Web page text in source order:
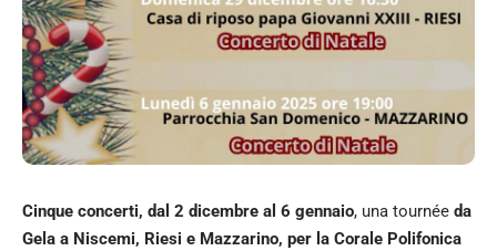
Cinque concerti, dal 2 dicembre al 6 gennaio, una tournée da
Gela a Niscemi, Riesi e Mazzarino, per la Corale Polifonica